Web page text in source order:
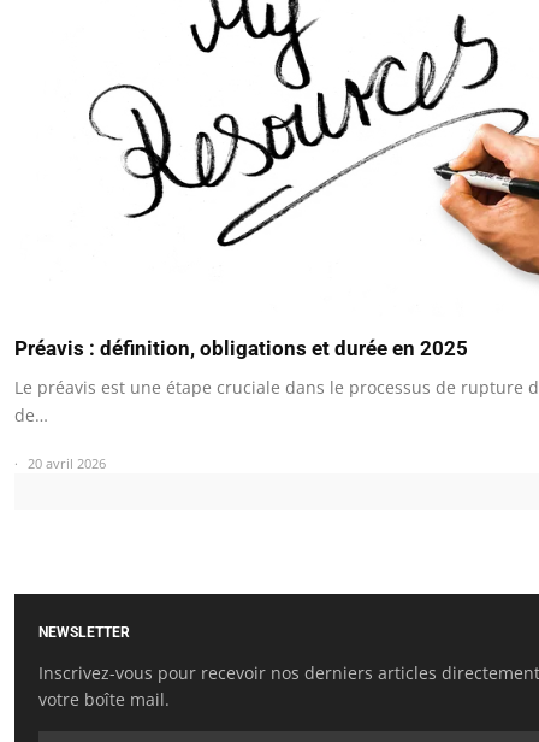
Préavis : définition, obligations et durée en 2025
Le préavis est une étape cruciale dans le processus de rupture
de…
20 avril 2026
NEWSLETTER
Inscrivez-vous pour recevoir nos derniers articles
votre boîte mail.